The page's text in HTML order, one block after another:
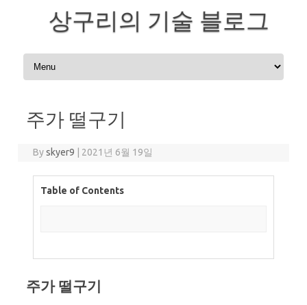
상구리의 기술 블로그
Skip to content
주가 떨구기
Byskyer9 2021년 6월 19일
Table of Contents
주가 떨구기